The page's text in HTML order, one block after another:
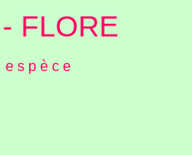
FLORE
s p è c e